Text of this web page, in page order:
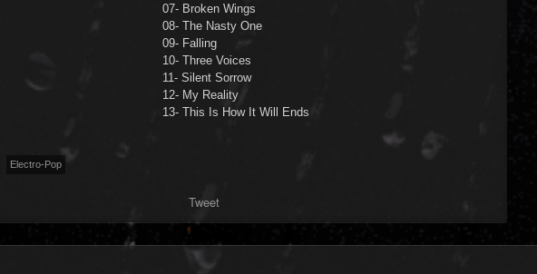
07- Broken Wings
08- The Nasty One
09- Falling
10- Three Voices
11- Silent Sorrow
12- My Reality
13- This Is How It Will Ends
Electro-Pop
Tweet